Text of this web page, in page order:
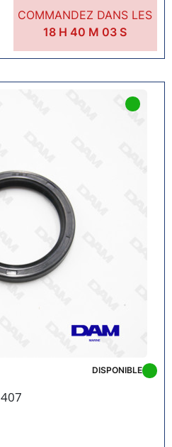
COMMANDEZ DANS LES
18 H40 M 02 S
DISPONIBLE